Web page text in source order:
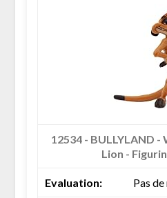
12534 - BULLYLAND -
Lion -
Pas